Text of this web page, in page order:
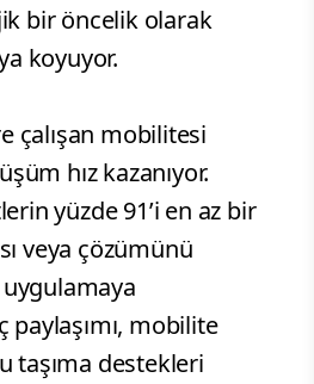
bir öncelik olarak
koyuyor.
çalışan mobilitesi
hız kazanıyor.
yüzde 91’i en az bir
veya çözümünü
paylaşımı, mobilite
taşıma destekleri